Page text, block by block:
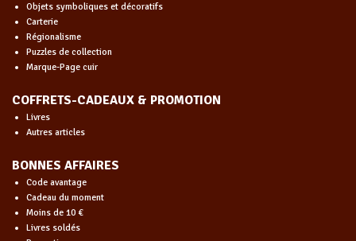
Objets symboliques et décoratifs
Carterie
Régionalisme
Puzzles de collection
Marque-Page cuir
COFFRETS-CADEAUX & PROMOTION
Livres
Autres articles
BONNES AFFAIRES
Code avantage
Cadeau du moment
Moins de 10 €
Livres soldés